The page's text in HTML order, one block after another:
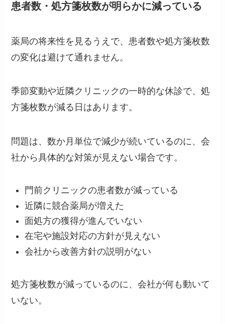
患者数・処方箋枚数が明らかに減っている
薬局の将来性を見るうえで、患者数や処方箋枚数
の変化は避けて通れません。
季節変動や近隣クリニックの一時的な休診で、処
方箋枚数が減る日はあります。
問題は、数か月単位で減少が続いているのに、会
社から具体的な対策が見えない場合です。
門前クリニックの患者数が減っている
近隣に競合薬局が増えた
面処方の獲得が進んでいない
在宅や施設対応の方針が見えない
会社から改善方針の説明がない
処方箋枚数が減っているのに、会社が何も動いて
いない。